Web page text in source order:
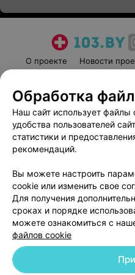
О проекте Новости
Пользовательское
Вакансии
Написать
Обработка
© 2026 ООО «Артокс Лаб», УНП
Обработка
Наш сайт использует файлы
удобства пользователей
статистики и
рекомендаций.
Вы можете настроить
cookie или изменить свое
Для получения
сроках и порядке
можете ознакомиться с
файлов cookie